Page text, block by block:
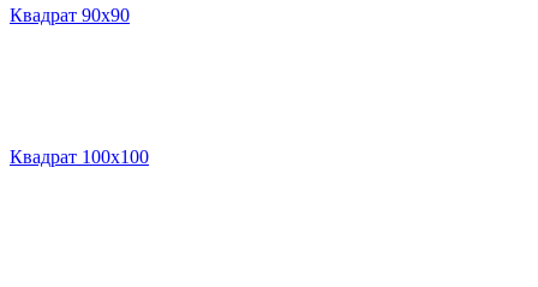
Квадрат 90х90
Квадрат 100х100